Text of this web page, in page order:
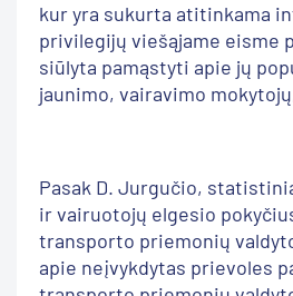
kur yra sukurta atitinkama
privilegijų viešąjame eisme
siūlyta pamąstyti apie jų
jaunimo, vairavimo
Pasak D. Jurgučio,
ir vairuotojų elgesio
transporto priemonių
apie neįvykdytas prievoles